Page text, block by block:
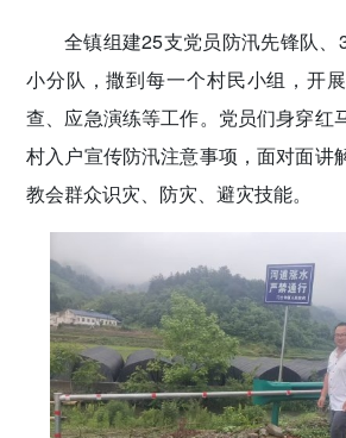
全镇组建25支党员防汛先锋队、
小分队，撒到每一个村民小组，开
查、应急演练等工作。党员们身穿红
村入户宣传防汛注意事项，面对面讲
教会群众识灾、防灾、避灾技能。